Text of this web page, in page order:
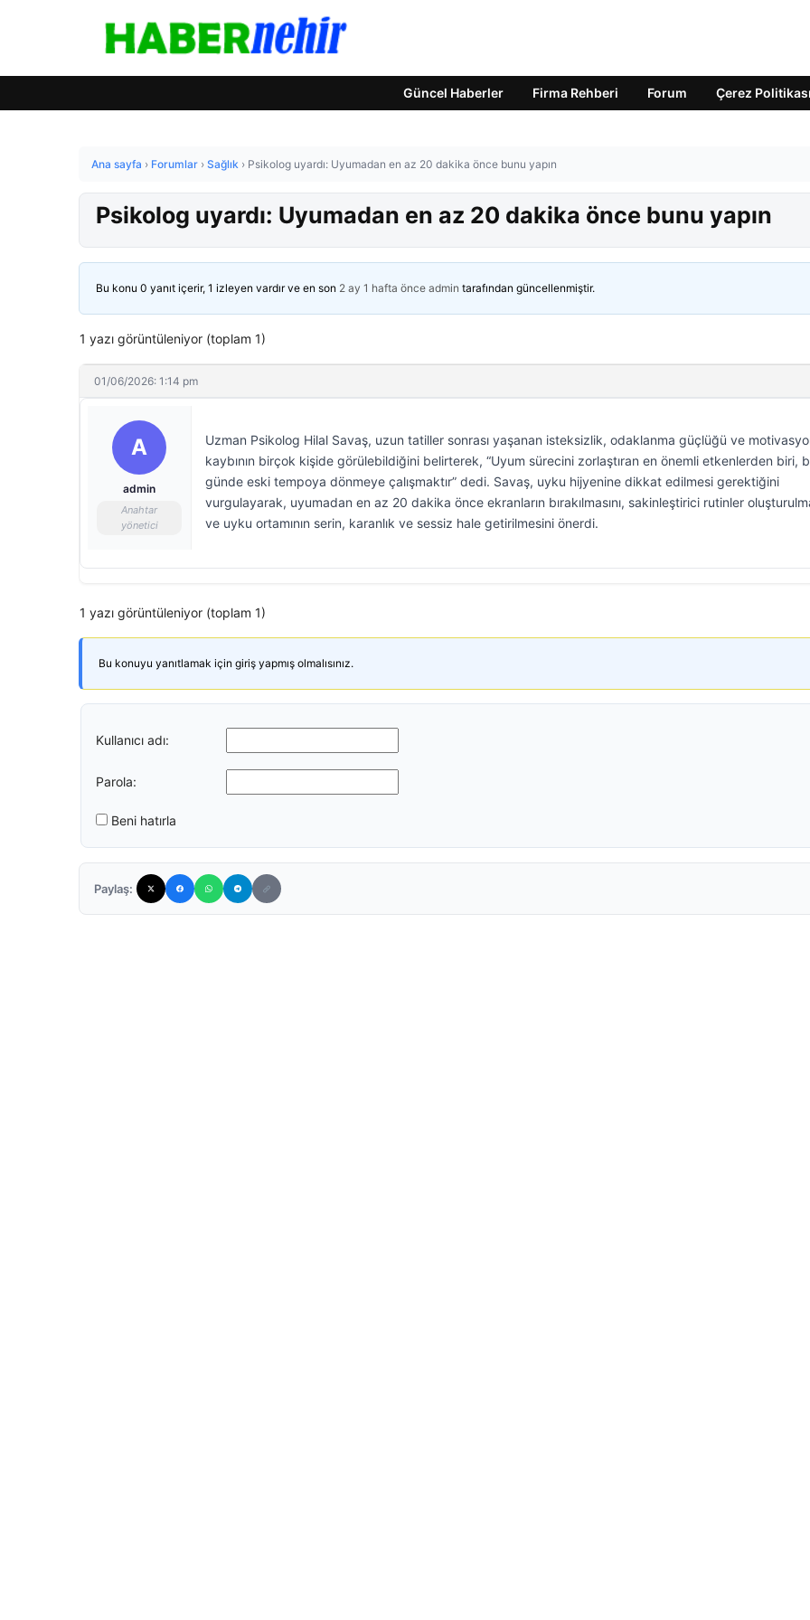
Güncel Haberler Firma Rehberi Forum Çerez Politikası
Ana sayfa › Forumlar › Sağlık › Psikolog uyardı: Uyumadan en az 20 dakika önce bunu yapın
Psikolog uyardı: Uyumadan en az 20 dakika önce bunu yapın
Bu konu 0 yanıt içerir, 1 izleyen vardır ve en son 2 ay 1 hafta önce admin tarafından güncellenmiştir.
1 yazı görüntüleniyor (toplam 1)
01/06/2026: 1:14 pm
A
admin
Anahtar
yönetici
Uzman Psikolog Hilal Savaş, uzun tatiller sonrası yaşanan isteksizlik, odaklanma güçlüğü ve
kaybının birçok kişide görülebildiğini belirterek, “Uyum sürecini zorlaştıran en önemli etkenlerden biri,
günde eski tempoya dönmeye çalışmaktır” dedi. Savaş, uyku hijyenine dikkat edilmesi gerektiğini
vurgulayarak, uyumadan en az 20 dakika önce ekranların bırakılmasını, sakinleştirici rutinler
ve uyku ortamının serin, karanlık ve sessiz hale getirilmesini önerdi.
1 yazı görüntüleniyor (toplam 1)
Bu konuyu yanıtlamak için giriş yapmış olmalısınız.
Kullanıcı adı:
Parola:
Beni hatırla
Paylaş: